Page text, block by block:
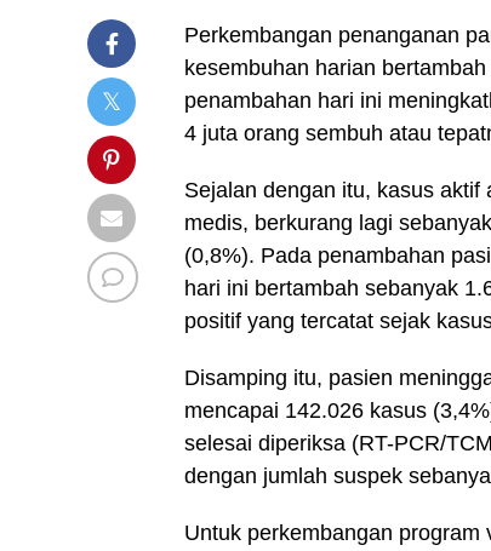
Perkembangan penanganan
kesembuhan harian
penambahan hari ini
4 juta orang sembuh atau
Sejalan dengan itu, kasus
medis, berkurang lagi
(0,8%). Pada penambahan
hari ini bertambah sebanyak
positif yang tercatat sejak
Disamping itu, pasien
mencapai 142.026 kasus
selesai diperiksa (RT-PCR/
dengan jumlah suspek
Untuk perkembangan